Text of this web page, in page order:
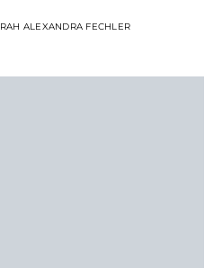
ALEXANDRA FECHLER